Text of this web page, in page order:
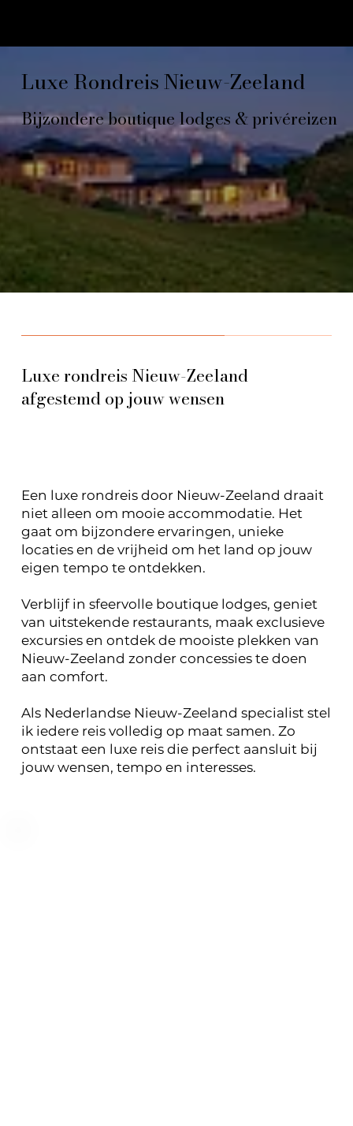
Luxe Rondreis Nieuw-Zeeland
Bijzondere boutique lodges & privéreizen
Luxe rondreis Nieuw-Zeeland
afgestemd op jouw wensen
Een luxe rondreis door Nieuw-Zeeland draait
niet alleen om mooie accommodatie. Het
gaat om bijzondere ervaringen, unieke
locaties en de vrijheid om het land op jouw
eigen tempo te ontdekken.
Verblijf in sfeervolle boutique lodges, geniet
van uitstekende restaurants, maak exclusieve
excursies en ontdek de mooiste plekken van
Nieuw-Zeeland zonder concessies te doen
aan comfort.
Als Nederlandse Nieuw-Zeeland specialist stel
ik iedere reis volledig op maat samen. Zo
ontstaat een luxe reis die perfect aansluit bij
jouw wensen, tempo en interesses.